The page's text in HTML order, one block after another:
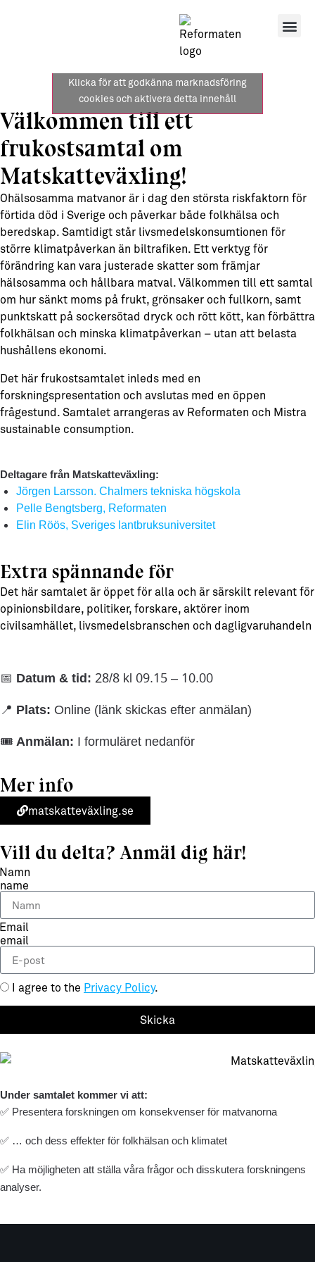
Klicka för att godkänna marknadsföring
cookies och aktivera detta innehåll
Välkommen till ett
frukostsamtal om
Matskatteväxling!
Ohälsosamma matvanor är i dag den största riskfaktorn för
förtida död i Sverige och påverkar både folkhälsa och
beredskap. Samtidigt står livsmedelskonsumtionen för
större klimatpåverkan än biltrafiken. Ett verktyg för
förändring kan vara justerade skatter som främjar
hälsosamma och hållbara matval. Välkommen till ett samtal
om hur sänkt moms på frukt, grönsaker och fullkorn, samt
punktskatt på sockersötad dryck och rött kött, kan förbättra
folkhälsan och minska klimatpåverkan – utan att belasta
hushållens ekonomi.
Det här frukostsamtalet inleds med en
forskningspresentation och avslutas med en öppen
frågestund. Samtalet arrangeras av Reformaten och Mistra
sustainable consumption.
Deltagare från Matskatteväxling:
Jörgen Larsson. Chalmers tekniska högskola
Pelle Bengtsberg, Reformaten
Elin Röös, Sveriges lantbruksuniversitet
Extra spännande för
Det här samtalet är öppet för alla och är särskilt relevant för
opinionsbildare, politiker, forskare, aktörer inom
civilsamhället, livsmedelsbranschen och dagligvaruhandeln
📅 Datum & tid: 28/8 kl 09.15 – 10.00
📍 Plats: Online (länk skickas efter anmälan)
🎟 Anmälan: I formuläret nedanför
Mer info
matskatteväxling.se
Vill du delta? Anmäl dig här!
Namn
name
Email
email
I agree to the Privacy Policy.
Skicka
Under samtalet kommer vi att:
✅ Presentera forskningen om konsekvenser för matvanorna
✅ … och dess effekter för folkhälsan och klimatet
✅ Ha möjligheten att ställa våra frågor och disskutera forskningens
analyser.